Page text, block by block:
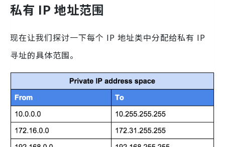
私有 IP 地址范围
现在让我们探讨一下每个 IP 地址类中分配给私有 IP
寻址的具体范围。